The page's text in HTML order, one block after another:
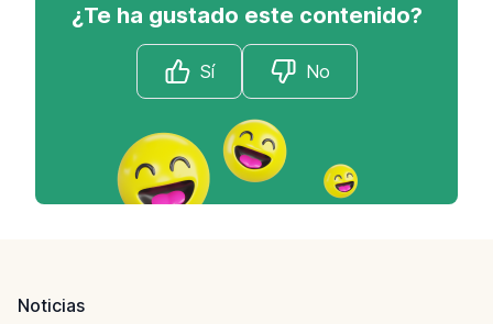
¿Te ha gustado este contenido?
Sí No
Noticias